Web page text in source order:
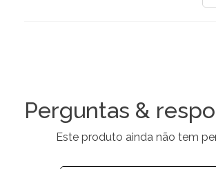
Perguntas &
Este produto ainda não tem